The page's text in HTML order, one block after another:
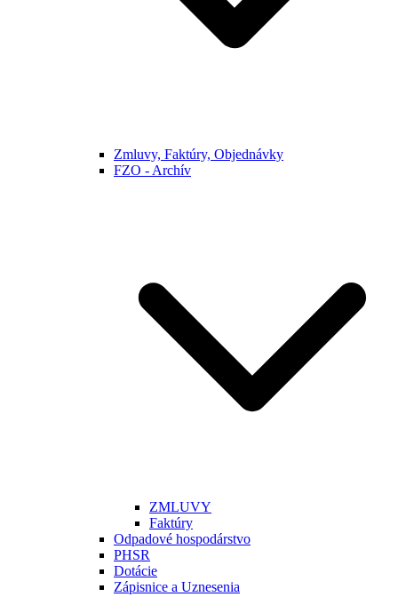
Zmluvy, Faktúry, Objednávky
FZO - Archív
ZMLUVY
Faktúry
Odpadové hospodárstvo
PHSR
Dotácie
Zápisnice a Uznesenia